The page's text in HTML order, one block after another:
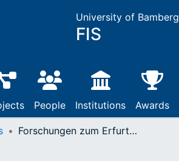
University of Bamberg
FIS
People Institutions Awards
Forschungen zum Erfurter Dom